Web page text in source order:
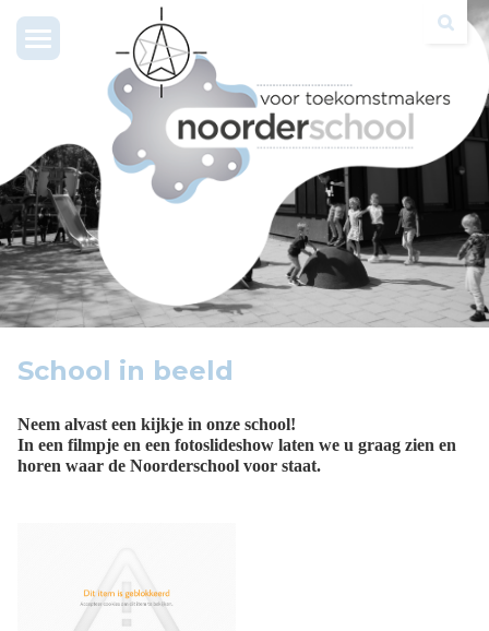
Toggle
School in beeld
Neem alvast een kijkje in onze school!
In een filmpje en een fotoslideshow laten we u graag zien en
horen waar de Noorderschool voor staat.